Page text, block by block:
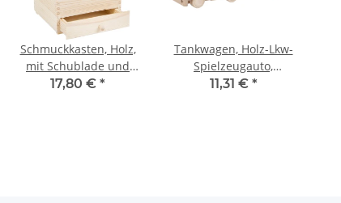
Schmuckkasten, Holz,
mit Schublade und
Spiegel, 18 × 15 × 11 cm
17,80 € *
Tankwagen, Holz-Lkw-
Spielzeugauto,
Kinderspielzeug
11,31 € *